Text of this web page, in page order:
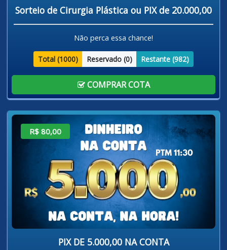
Sorteio de Cirurgia Plástica ou PIX de 20.000,00
Não perca essa chance!
Total (1000) Reservado (0) Restante (982)
COMPRAR COTA
R$ 80,00
PIX DE 5.000,00 NA CONTA